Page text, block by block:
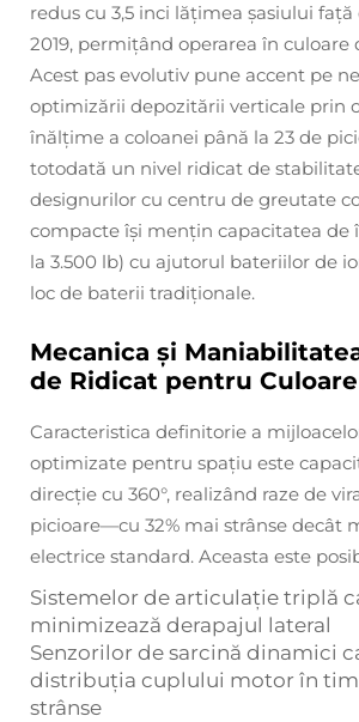
redus cu 3,5 inci lățimea șasiului
2019, permițând operarea în culoare
Acest pas evolutiv pune accent pe
optimizării depozitării verticale prin
înălțime a coloanei până la 23 de
totodată un nivel ridicat de
designurilor cu centru de greutate
compacte își mențin capacitatea de
la 3.500 lb) cu ajutorul bateriilor de
loc de baterii tradiționale.
Mecanica și
de Ridicat pentru
Caracteristica definitorie a
optimizate pentru spațiu este
direcție cu 360°, realizând raze de
picioare—cu 32% mai strânse decât
electrice standard. Aceasta este
Sistemelor de articulație triplă
minimizează derapajul lateral
Senzorilor de sarcină dinamici
distribuția cuplului motor în
strânse